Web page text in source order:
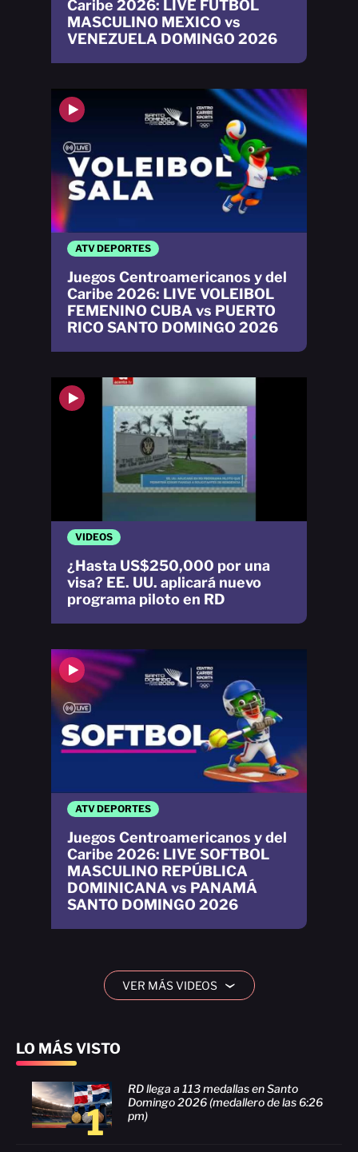
LO MÁS VISTO
1
RD llega a 113 medallas en Santo
Domingo 2026 (medallero de las 6:26
pm)
Caribe 2026: LIVE FÚTBOL
MASCULINO MEXICO vs
VENEZUELA DOMINGO 2026
ATV DEPORTES
Juegos Centroamericanos y del
Caribe 2026: LIVE SOFTBOL
MASCULINO REPÚBLICA
DOMINICANA vs PANAMÁ
SANTO DOMINGO 2026
VIDEOS
¿Hasta US$250,000 por una
visa? EE. UU. aplicará nuevo
programa piloto en RD
ATV DEPORTES
Juegos Centroamericanos y del
Caribe 2026: LIVE VOLEIBOL
FEMENINO CUBA vs PUERTO
RICO SANTO DOMINGO 2026
VER MÁS VIDEOS ›